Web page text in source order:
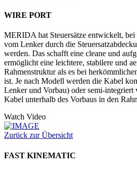
WIRE PORT
MERIDA hat Steuersätze entwickelt, bei
vom Lenker durch die
werden. Das schafft eine cleane und
ermöglicht eine leichtere, stabilere und
Rahmenstruktur als es bei
ist. Je nach Modell werden die Kabel
Lenker und Vorbau) oder semi-integriert
Kabel unterhalb des Vorbaus in den
Watch Video
Zurück zur Übersicht
FAST KINEMATIC